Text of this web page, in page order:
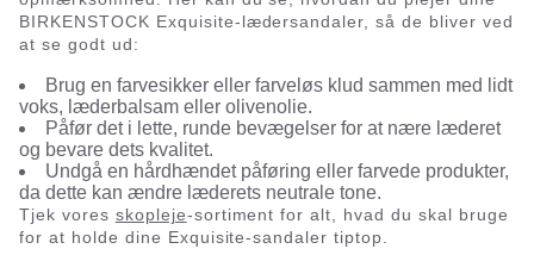
BIRKENSTOCK Exquisite-lædersandaler, så de bliver ved
at se godt ud:
Brug en farvesikker eller farveløs klud sammen med lidt
voks, læderbalsam eller olivenolie.
Påfør det i lette, runde bevægelser for at nære læderet
og bevare dets kvalitet.
Undgå en hårdhændet påføring eller farvede produkter,
da dette kan ændre læderets neutrale tone.
Tjek vores skopleje-sortiment for alt, hvad du skal bruge
for at holde dine Exquisite-sandaler tiptop.